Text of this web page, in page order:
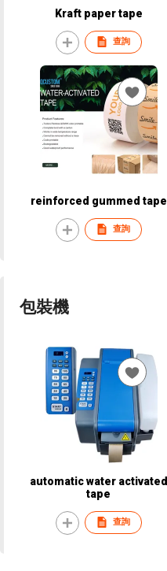
Kraft paper tape
查詢
reinforced gummed tape
查詢
包裝機
automatic water activated
tape
查詢